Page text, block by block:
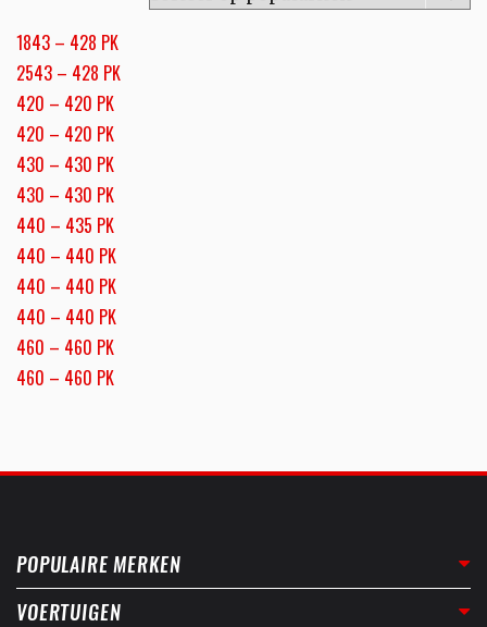
1843 – 428 PK
2543 – 428 PK
420 – 420 PK
420 – 420 PK
430 – 430 PK
430 – 430 PK
440 – 435 PK
440 – 440 PK
440 – 440 PK
440 – 440 PK
460 – 460 PK
460 – 460 PK
POPULAIRE MERKEN
VOERTUIGEN